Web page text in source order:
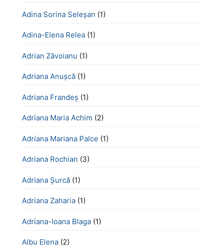
Adina Sorina Seleșan (1)
Adina-Elena Relea (1)
Adrian Zăvoianu (1)
Adriana Anușcă (1)
Adriana Frandeș (1)
Adriana Maria Achim (2)
Adriana Mariana Palce (1)
Adriana Rochian (3)
Adriana Șurcă (1)
Adriana Zaharia (1)
Adriana-Ioana Blaga (1)
Albu Elena (2)